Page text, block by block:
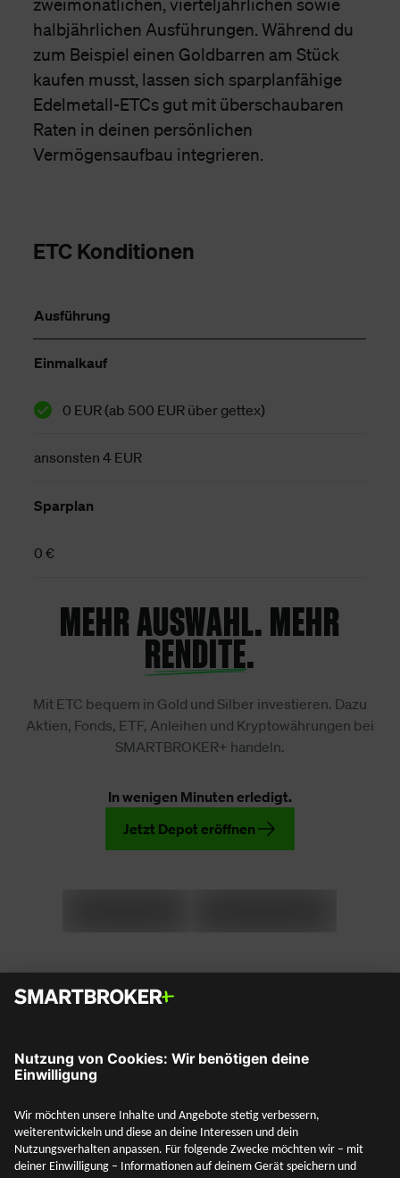
zweimonatlichen, vierteljährlichen sowie
halbjährlichen Ausführungen. Während du
zum Beispiel einen Goldbarren am Stück
kaufen musst, lassen sich sparplanfähige
Edelmetall-ETCs gut mit überschaubaren
Raten in deinen persönlichen
Vermögensaufbau integrieren.
ETC Konditionen
Ausführung
Einmalkauf
0 EUR (ab 500 EUR über gettex)
ansonsten 4 EUR
Sparplan
0 €
MEHR AUSWAHL. MEHR
RENDITE.
Mit ETC bequem in Gold und Silber investieren. Dazu
Aktien, Fonds, ETF, Anleihen und Kryptowährungen bei
SMARTBROKER+ handeln.
In wenigen Minuten erledigt.
Jetzt Depot eröffnen